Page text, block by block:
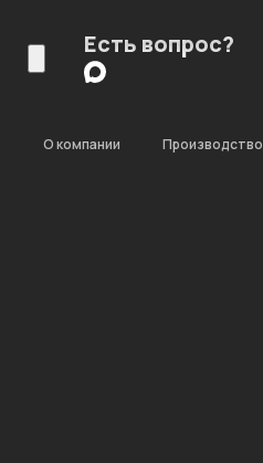
Есть вопрос?
О компании Производство